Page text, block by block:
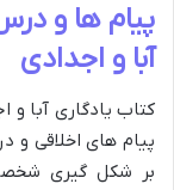
پیام ها و
آبا و اجدادی
کتاب یادگاری آبا و
پیام های اخلاقی و
بر شکل گیری